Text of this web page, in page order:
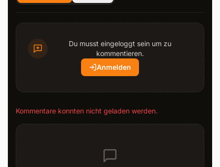
Du musst eingeloggt sein um zu
kommentieren.
Anmelden
Kommentare konnten nicht geladen werden.